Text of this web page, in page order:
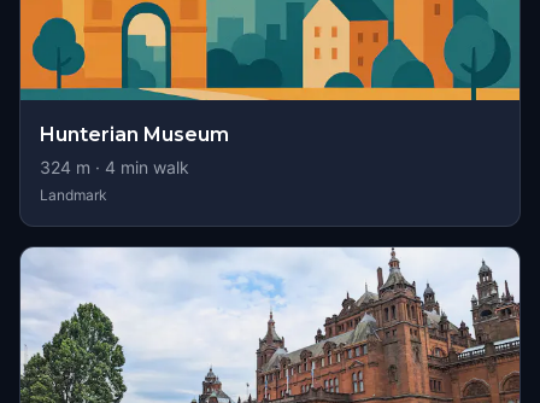
Hunterian Museum
324 m · 4 min walk
Landmark